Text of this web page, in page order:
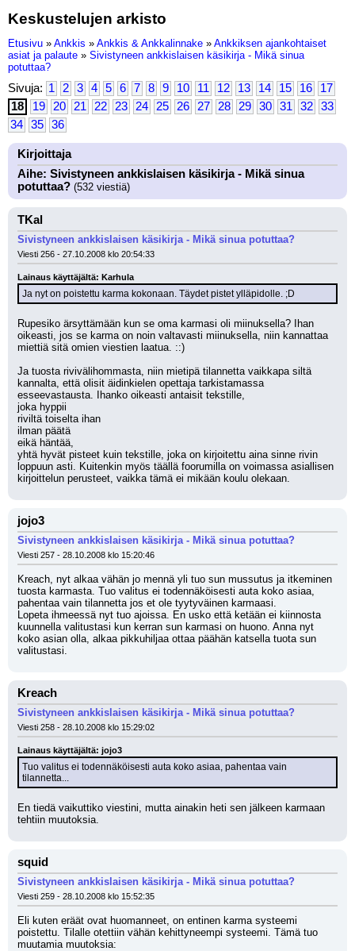
Keskustelujen arkisto
Etusivu » Ankkis » Ankkis & Ankkalinnake » Ankkiksen ajankohtaiset
asiat ja palaute » Sivistyneen ankkislaisen käsikirja - Mikä sinua
potuttaa?
Sivuja: 1 2 3 4 5 6 7 8 9 10 11 12 13 14 15 16
17
18
19 20 21 22 23 24 25 26 27 28 29 30 31 32
33
34
35 36
Kirjoittaja
Aihe: Sivistyneen ankkislaisen käsikirja - Mikä sinua
potuttaa? (532 viestiä)
TKal
Sivistyneen ankkislaisen käsikirja - Mikä sinua potuttaa?
Viesti 256 - 27.10.2008 klo 20:54:33
Lainaus käyttäjältä: Karhula
Ja nyt on poistettu karma kokonaan. Täydet pistet ylläpidolle. ;D
Rupesiko ärsyttämään kun se oma karmasi oli miinuksella? Ihan
oikeasti, jos se karma on noin valtavasti miinuksella, niin kannattaa
miettiä sitä omien viestien laatua. ::)
Ja tuosta rivivälihommasta, niin mietipä tilannetta vaikkapa siltä
kannalta, että olisit äidinkielen opettaja tarkistamassa
esseevastausta. Ihanko oikeasti antaisit tekstille,
joka hyppii
riviltä toiselta ihan
ilman päätä
eikä häntää,
yhtä hyvät pisteet kuin tekstille, joka on kirjoitettu aina sinne rivin
loppuun asti. Kuitenkin myös täällä foorumilla on voimassa asiallisen
kirjoittelun perusteet, vaikka tämä ei mikään koulu olekaan.
jojo3
Sivistyneen ankkislaisen käsikirja - Mikä sinua potuttaa?
Viesti 257 - 28.10.2008 klo 15:20:46
Kreach, nyt alkaa vähän jo mennä yli tuo sun mussutus ja itkeminen
tuosta karmasta. Tuo valitus ei todennäköisesti auta koko asiaa,
pahentaa vain tilannetta jos et ole tyytyväinen karmaasi.
Lopeta ihmeessä nyt tuo ajoissa. En usko että ketään ei kiinnosta
kuunnella valitustasi kun kerran sun karmasi on huono. Anna nyt
koko asian olla, alkaa pikkuhiljaa ottaa päähän katsella tuota sun
valitustasi.
Kreach
Sivistyneen ankkislaisen käsikirja - Mikä sinua potuttaa?
Viesti 258 - 28.10.2008 klo 15:29:02
Lainaus käyttäjältä: jojo3
Tuo valitus ei todennäköisesti auta koko asiaa, pahentaa vain
tilannetta...
En tiedä vaikuttiko viestini, mutta ainakin heti sen jälkeen karmaan
tehtiin muutoksia.
squid
Sivistyneen ankkislaisen käsikirja - Mikä sinua potuttaa?
Viesti 259 - 28.10.2008 klo 15:52:35
Eli kuten eräät ovat huomanneet, on entinen karma systeemi
poistettu. Tilalle otettiin vähän kehittyneempi systeemi. Tämä tuo
muutamia muutoksia: